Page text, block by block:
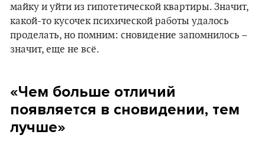
майку и уйти из гипотетической квартиры. Значит,
какой-то кусочек психической работы удалось
проделать, но помним: сновидение запомнилось –
значит, еще не всё.
«Чем больше отличий
появляется в сновидении, тем
лучше»